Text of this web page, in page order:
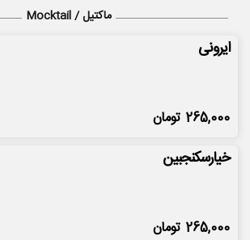
ماکتیل / Mocktail
ایرونی
265,000 تومان
خیارسکنجبین
265,000 تومان